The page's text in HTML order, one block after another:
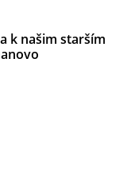
k našim starším